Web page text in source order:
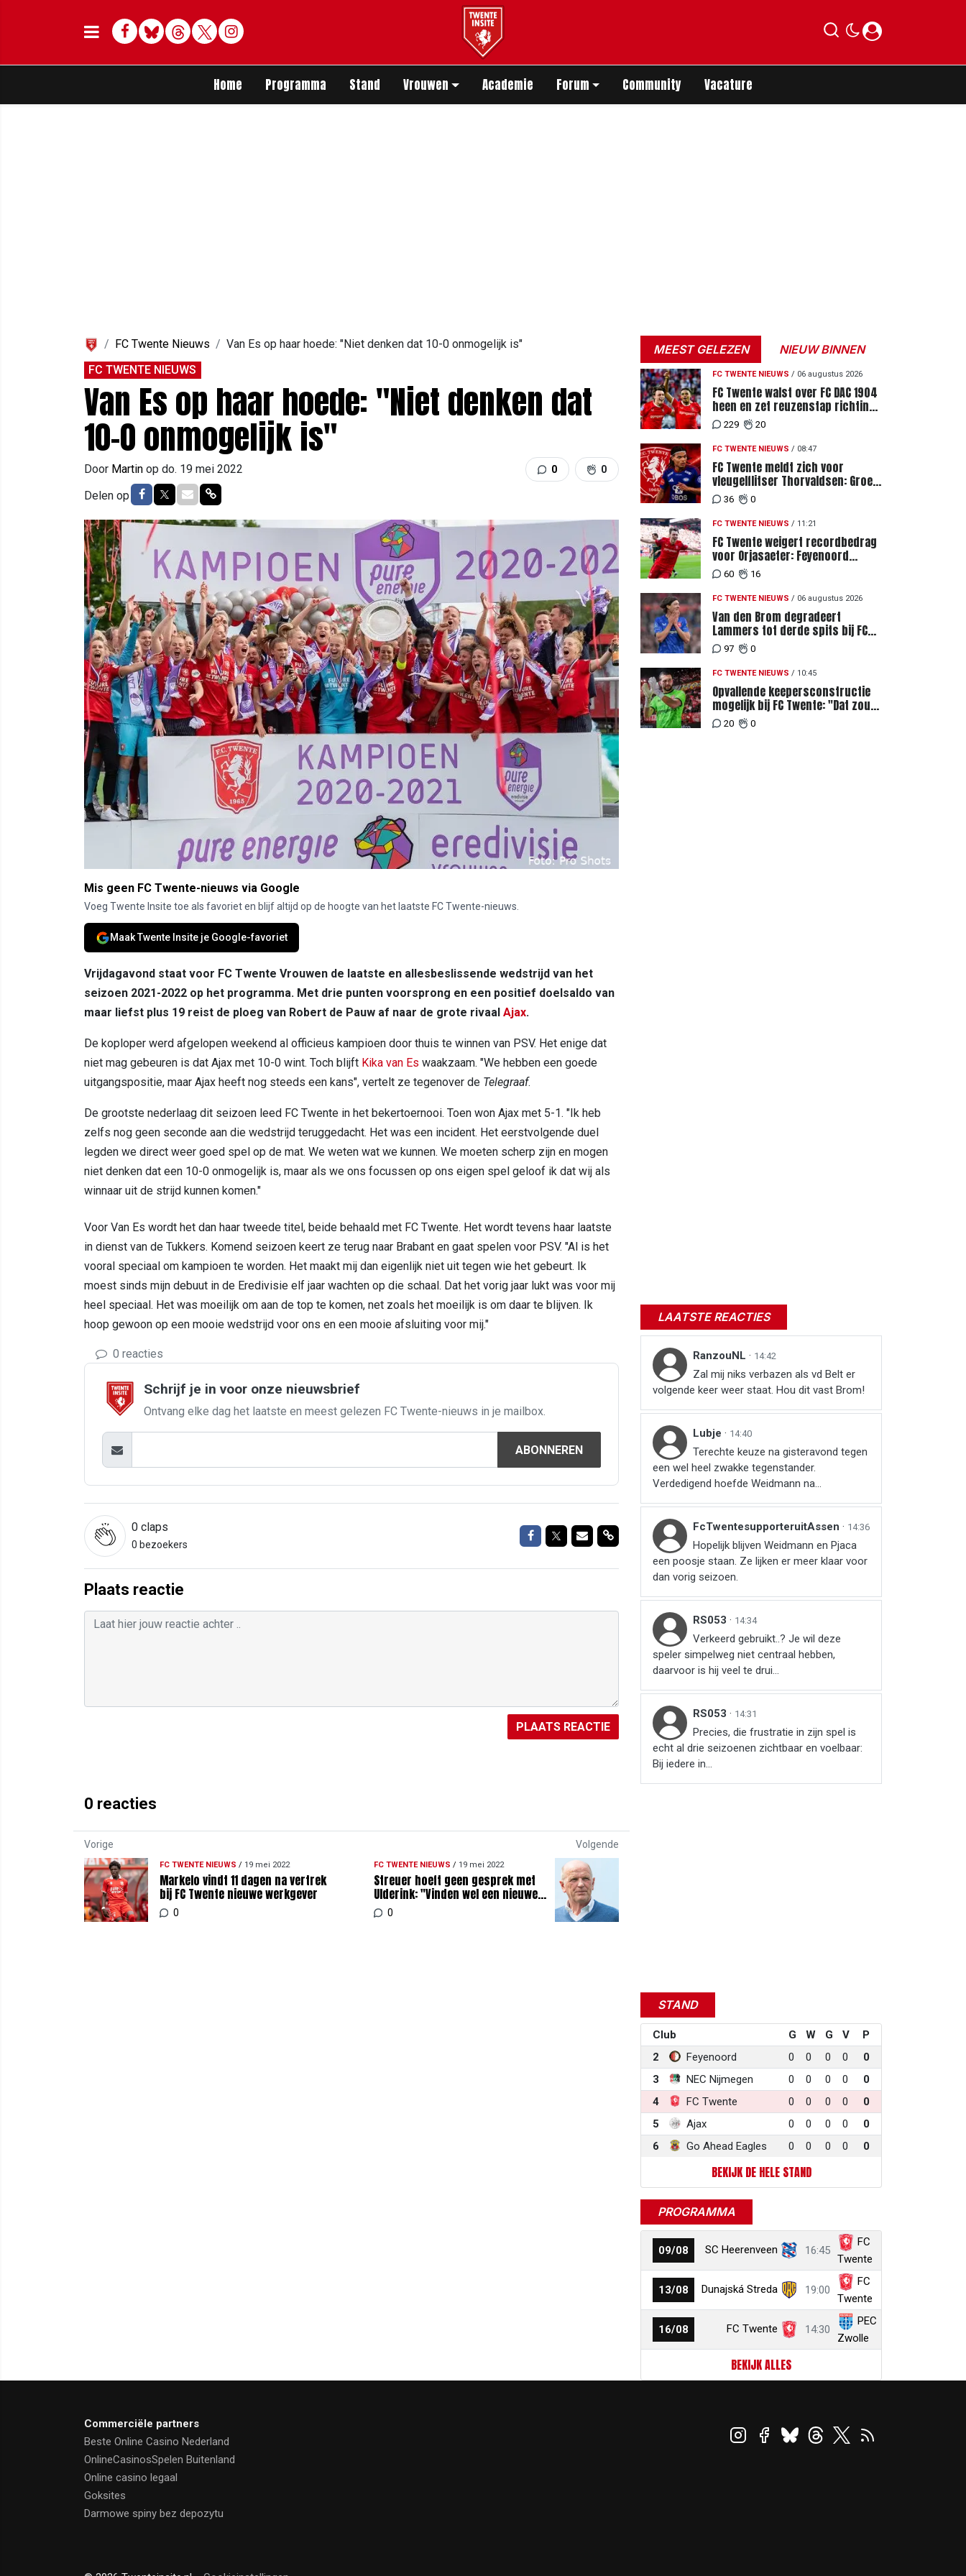
Facebook
BlueskyThreadsTwitterDelen op Whatsapp
Home Programma Stand Vrouwen Academie Forum Community Vacature
FC Twente Nieuws
Van Es op haar hoede: "Niet denken dat 10-0 onmogelijk is"
FC TWENTE NIEUWS
Van Es op haar hoede: "Niet denken dat
10-0 onmogelijk is"
Door Martin op do. 19 mei 2022 0 0
Delen op Delen op Facebook
Delen op Twitter
Delen via Mail
Delen via link
Mis geen FC Twente-nieuws via Google
Voeg Twente Insite toe als favoriet en blijf altijd op de hoogte van het laatste FC Twente-nieuws.
Maak Twente Insite je Google-favoriet
Vrijdagavond staat voor FC Twente Vrouwen de laatste en allesbeslissende wedstrijd van het
seizoen 2021-2022 op het programma. Met drie punten voorsprong en een positief doelsaldo van
maar liefst plus 19 reist de ploeg van Robert de Pauw af naar de grote rivaal Ajax.
De koploper werd afgelopen weekend al officieus kampioen door thuis te winnen van PSV. Het enige dat
niet mag gebeuren is dat Ajax met 10-0 wint. Toch blijft Kika van Es waakzaam. "We hebben een goede
uitgangspositie, maar Ajax heeft nog steeds een kans", vertelt ze tegenover de Telegraaf.
De grootste nederlaag dit seizoen leed FC Twente in het bekertoernooi. Toen won Ajax met 5-1. "Ik heb
zelfs nog geen seconde aan die wedstrijd teruggedacht. Het was een incident. Het eerstvolgende duel
legden we direct weer goed spel op de mat. We weten wat we kunnen. We moeten scherp zijn en mogen
niet denken dat een 10-0 onmogelijk is, maar als we ons focussen op ons eigen spel geloof ik dat wij als
winnaar uit de strijd kunnen komen."
Voor Van Es wordt het dan haar tweede titel, beide behaald met FC Twente. Het wordt tevens haar laatste
in dienst van de Tukkers. Komend seizoen keert ze terug naar Brabant en gaat spelen voor PSV. "Al is het
vooral speciaal om kampioen te worden. Het maakt mij dan eigenlijk niet uit tegen wie het gebeurt. Ik
moest sinds mijn debuut in de Eredivisie elf jaar wachten op die schaal. Dat het vorig jaar lukt was voor mij
heel speciaal. Het was moeilijk om aan de top te komen, net zoals het moeilijk is om daar te blijven. Ik
hoop gewoon op een mooie wedstrijd voor ons en een mooie afsluiting voor mij."
0 reacties
Schrijf je in voor onze nieuwsbrief
Ontvang elke dag het laatste en meest gelezen FC Twente-nieuws in je mailbox.
ABONNEREN
0 claps
0 bezoekers
Delen op Facebook
Delen op Twitter
Delen via Mail
Delen link
Plaats reactie
PLAATS REACTIE
0 reacties
Vorige
FC TWENTE NIEUWS / 19 mei 2022
Markelo vindt 11 dagen na vertrek
bij FC Twente nieuwe werkgever
0
Volgende
FC TWENTE NIEUWS / 19 mei 2022
Streuer hoeft geen gesprek met
Ulderink: "Vinden wel een nieuwe
trainer"
0
MEEST GELEZEN NIEUW BINNEN
FC TWENTE NIEUWS / 06 augustus 2026
FC Twente walst over FC DAC 1904
heen en zet reuzenstap richting
de play-offs
229 20
FC TWENTE NIEUWS / 08:47
FC Twente meldt zich voor
vleugelflitser Thorvaldsen: Groen
licht voor miljoenenbod
36 0
FC TWENTE NIEUWS / 11:21
FC Twente weigert recordbedrag
voor Orjasaeter: Feyenoord
genoemd na megabod
60 16
FC TWENTE NIEUWS / 06 augustus 2026
Van den Brom degradeert
Lammers tot derde spits bij FC
Twente
97 0
FC TWENTE NIEUWS / 10:45
Opvallende keepersconstructie
mogelijk bij FC Twente: "Dat zou
eigenlijk best kunnen"
20 0
LAATSTE REACTIES
RanzouNL · 14:42
Zal mij niks verbazen als vd Belt er
volgende keer weer staat. Hou dit vast Brom!
Lubje · 14:40
Terechte keuze na gisteravond tegen
een wel heel zwakke tegenstander.
Verdedigend hoefde Weidmann na...
FcTwentesupporteruitAssen · 14:36
Hopelijk blijven Weidmann en Pjaca
een poosje staan. Ze lijken er meer klaar voor
dan vorig seizoen.
RS053 · 14:34
Verkeerd gebruikt..? Je wil deze
speler simpelweg niet centraal hebben,
daarvoor is hij veel te drui...
RS053 · 14:31
Precies, die frustratie in zijn spel is
echt al drie seizoenen zichtbaar en voelbaar:
Bij iedere in...
STAND
Club G W G V
P
2
Feyenoord 0 0 0 0
0
3
NEC Nijmegen 0 0 0 0
0
4
FC Twente 0 0 0 0
0
5
Ajax 0 0 0 0
0
6
Go Ahead Eagles 0 0 0 0 0
BEKIJK DE HELE STAND
PROGRAMMA
09/08 SC Heerenveen 16:45
FC
Twente
13/08 Dunajská Streda 19:00
FC
Twente
16/08 FC Twente 14:30
PEC
Zwolle
BEKIJK ALLES
Commerciële partners
Beste Online Casino Nederland
OnlineCasinosSpelen Buitenland
Online casino legaal
Goksites
Darmowe spiny bez depozytu